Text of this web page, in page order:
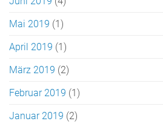
Mai 2019 (1)
April 2019 (1)
März 2019 (2)
Februar 2019 (1)
Januar 2019 (2)